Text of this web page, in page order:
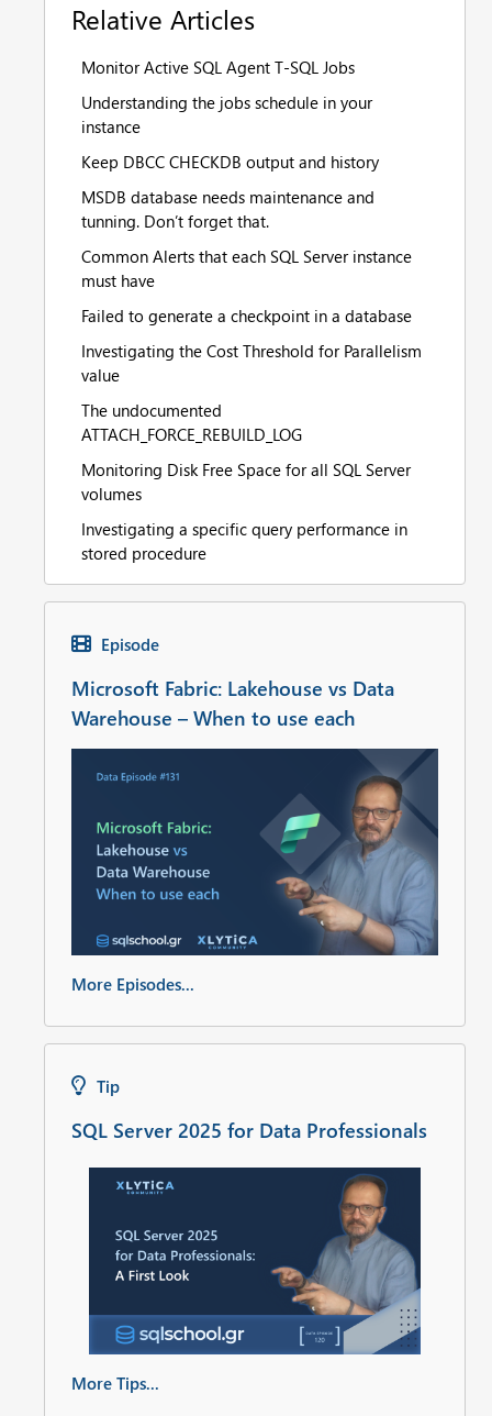
Relative Articles
Monitor Active SQL Agent T-SQL Jobs
Understanding the jobs schedule in your
instance
Keep DBCC CHECKDB output and history
MSDB database needs maintenance and
tunning. Don’t forget that.
Common Alerts that each SQL Server instance
must have
Failed to generate a checkpoint in a database
Investigating the Cost Threshold for Parallelism
value
The undocumented
ATTACH_FORCE_REBUILD_LOG
Monitoring Disk Free Space for all SQL Server
volumes
Investigating a specific query performance in
stored procedure
Episode
Microsoft Fabric: Lakehouse vs Data
Warehouse – When to use each
More Episodes...
Tip
SQL Server 2025 for Data Professionals
More Tips...